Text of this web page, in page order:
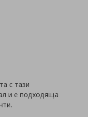
с тази
и е подходяща